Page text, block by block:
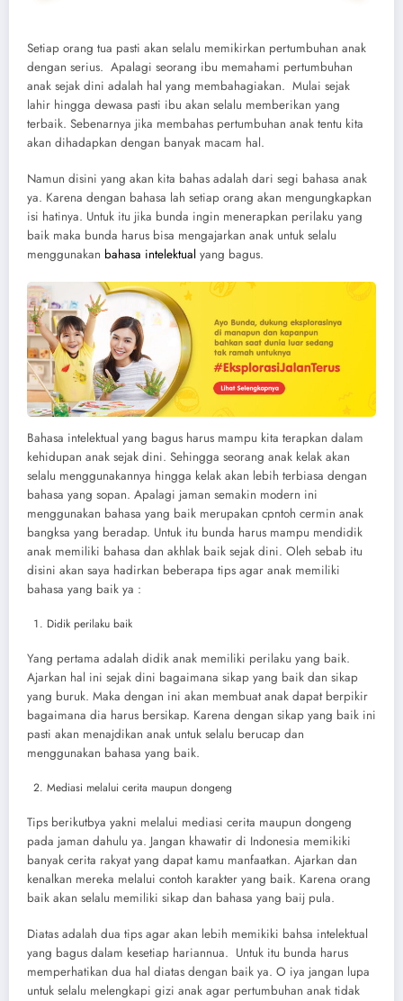
Setiap orang tua pasti akan selalu memikirkan pertumbuhan anak
dengan serius. Apalagi seorang ibu memahami pertumbuhan
anak sejak dini adalah hal yang membahagiakan. Mulai sejak
lahir hingga dewasa pasti ibu akan selalu memberikan yang
terbaik. Sebenarnya jika membahas pertumbuhan anak tentu kita
akan dihadapkan dengan banyak macam hal.
Namun disini yang akan kita bahas adalah dari segi bahasa anak
ya. Karena dengan bahasa lah setiap orang akan mengungkapkan
isi hatinya. Untuk itu jika bunda ingin menerapkan perilaku yang
baik maka bunda harus bisa mengajarkan anak untuk selalu
menggunakan bahasa intelektual yang bagus.
Bahasa intelektual yang bagus harus mampu kita terapkan dalam
kehidupan anak sejak dini. Sehingga seorang anak kelak akan
selalu menggunakannya hingga kelak akan lebih terbiasa dengan
bahasa yang sopan. Apalagi jaman semakin modern ini
menggunakan bahasa yang baik merupakan cpntoh cermin anak
bangksa yang beradap. Untuk itu bunda harus mampu mendidik
anak memiliki bahasa dan akhlak baik sejak dini. Oleh sebab itu
disini akan saya hadirkan beberapa tips agar anak memiliki
bahasa yang baik ya :
Didik perilaku baik
Yang pertama adalah didik anak memiliki perilaku yang baik.
Ajarkan hal ini sejak dini bagaimana sikap yang baik dan sikap
yang buruk. Maka dengan ini akan membuat anak dapat berpikir
bagaimana dia harus bersikap. Karena dengan sikap yang baik ini
pasti akan menajdikan anak untuk selalu berucap dan
menggunakan bahasa yang baik.
Mediasi melalui cerita maupun dongeng
Tips berikutbya yakni melalui mediasi cerita maupun dongeng
pada jaman dahulu ya. Jangan khawatir di Indonesia memikiki
banyak cerita rakyat yang dapat kamu manfaatkan. Ajarkan dan
kenalkan mereka melalui contoh karakter yang baik. Karena orang
baik akan selalu memiliki sikap dan bahasa yang baij pula.
Diatas adalah dua tips agar akan lebih memikiki bahsa intelektual
yang bagus dalam kesetiap hariannua. Untuk itu bunda harus
memperhatikan dua hal diatas dengan baik ya. O iya jangan lupa
untuk selalu melengkapi gizi anak agar pertumbuhan anak tidak